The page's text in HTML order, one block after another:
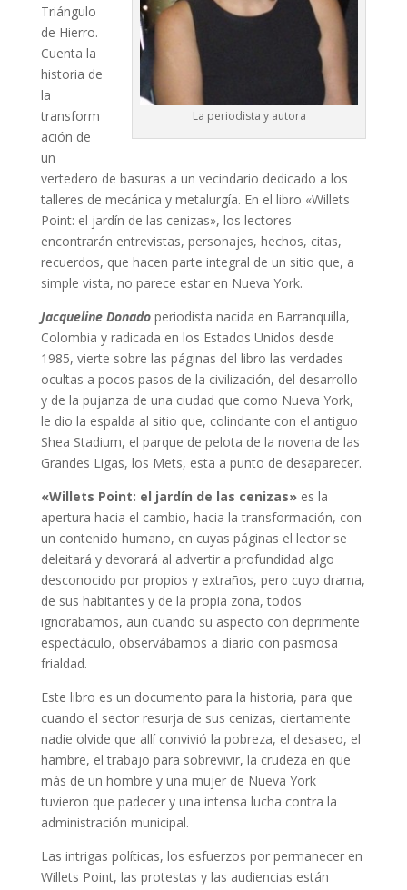
La periodista y autora
Triángulo
de Hierro.
Cuenta la
historia de
la
transform
ación de
un
vertedero de basuras a un vecindario dedicado a los
talleres de mecánica y metalurgía. En el libro «Willets
Point: el jardín de las cenizas», los lectores
encontrarán entrevistas, personajes, hechos, citas,
recuerdos, que hacen parte integral de un sitio que, a
simple vista, no parece estar en Nueva York.
Jacqueline Donadoperiodista nacida en Barranquilla,
Colombia y radicada en los Estados Unidos desde
1985, vierte sobre las páginas del libro las verdades
ocultas a pocos pasos de la civilización, del desarrollo
y de la pujanza de una ciudad que como Nueva York,
le dio la espalda al sitio que, colindante con el antiguo
Shea Stadium, el parque de pelota de la novena de las
Grandes Ligas, los Mets, esta a punto de desaparecer.
«Willets Point: el jardín de las cenizas»es la
apertura hacia el cambio, hacia la transformación, con
un contenido humano, en cuyas páginas el lector se
deleitará y devorará al advertir a profundidad algo
desconocido por propios y extraños, pero cuyo drama,
de sus habitantes y de la propia zona, todos
ignorabamos, aun cuando su aspecto con deprimente
espectáculo, observábamos a diario con pasmosa
frialdad.
Este libro es un documento para la historia, para que
cuando el sector resurja de sus cenizas, ciertamente
nadie olvide que allí convivió la pobreza, el desaseo, el
hambre, el trabajo para sobrevivir, la crudeza en que
más de un hombre y una mujer de Nueva York
tuvieron que padecer y una intensa lucha contra la
administración municipal.
Las intrigas políticas, los esfuerzos por permanecer en
Willets Point, las protestas y las audiencias están